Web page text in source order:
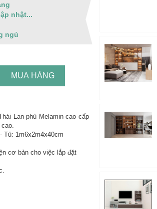
nhật...
ngủ
MUA HÀNG
Lan phủ Melamin cao cấp
1m6x2m4x40cm
cơ bản cho việc lắp đặt